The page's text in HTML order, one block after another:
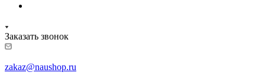
Заказать звонок
zakaz@naushop.ru